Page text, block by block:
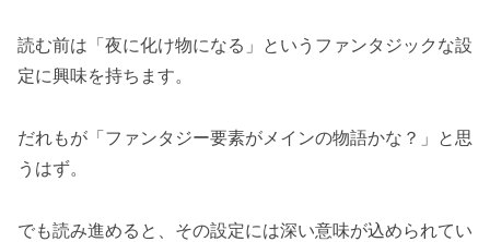
読む前は「夜に化け物になる」というファンタジックな設
定に興味を持ちます。
だれもが「ファンタジー要素がメインの物語かな？」と思
うはず。
でも読み進めると、その設定には深い意味が込められてい